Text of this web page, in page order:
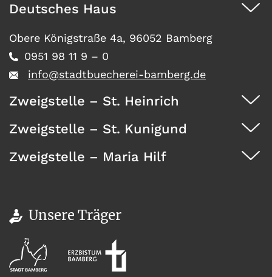
Deutsches Haus
Obere Königstraße 4a, 96052 Bamberg
0951 98 11 9 – 0
info@stadtbuecherei-bamberg.de
Zweigstelle – St. Heinrich
Dürrwächterstr. 29, 96052 Bamberg
Zweigstelle – St. Kunigund
Seehofstraße 41, 96052 Bamberg
Zweigstelle – Maria Hilf
Unsere Träger